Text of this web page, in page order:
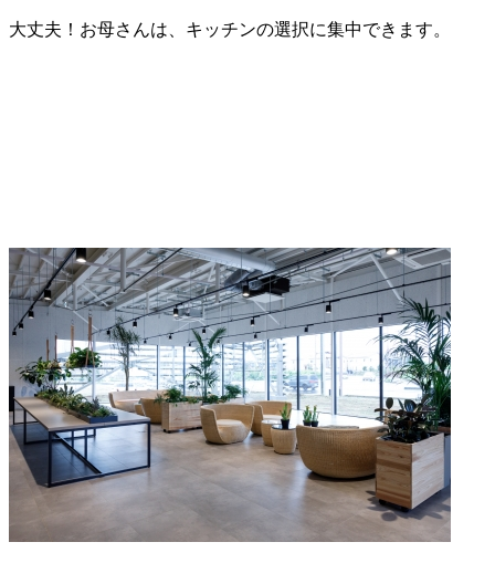
大丈夫！お母さんは、キッチンの選択に集中できます。